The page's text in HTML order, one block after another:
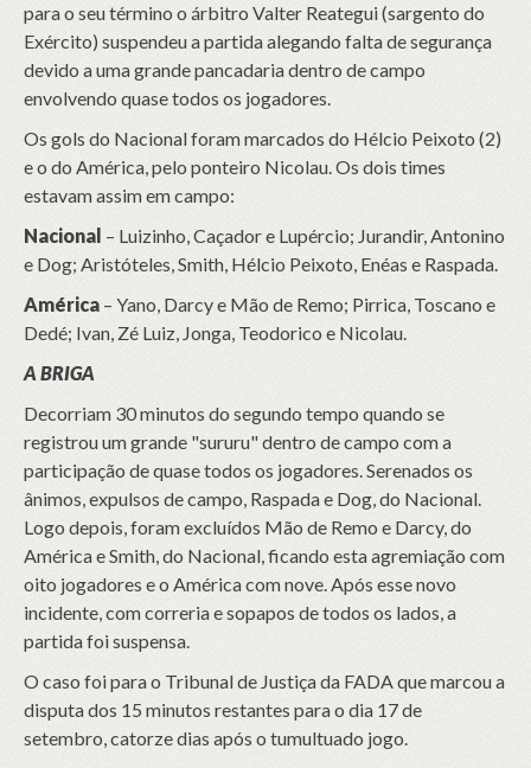
para o seu término o árbitro Valter Reategui (sargento do
Exército) suspendeu a partida alegando falta de segurança
devido a uma grande pancadaria dentro de campo
envolvendo quase todos os jogadores.
Os gols do Nacional foram marcados do Hélcio Peixoto (2)
e o do América, pelo ponteiro Nicolau. Os dois times
estavam assim em campo:
Nacional – Luizinho, Caçador e Lupércio; Jurandir, Antonino
e Dog; Aristóteles, Smith, Hélcio Peixoto, Enéas e Raspada.
América – Yano, Darcy e Mão de Remo; Pirrica, Toscano e
Dedé; Ivan, Zé Luiz, Jonga, Teodorico e Nicolau.
A BRIGA
Decorriam 30 minutos do segundo tempo quando se
registrou um grande "sururu" dentro de campo com a
participação de quase todos os jogadores. Serenados os
ânimos, expulsos de campo, Raspada e Dog, do Nacional.
Logo depois, foram excluídos Mão de Remo e Darcy, do
América e Smith, do Nacional, ficando esta agremiação com
oito jogadores e o América com nove. Após esse novo
incidente, com correria e sopapos de todos os lados, a
partida foi suspensa.
O caso foi para o Tribunal de Justiça da FADA que marcou a
disputa dos 15 minutos restantes para o dia 17 de
setembro, catorze dias após o tumultuado jogo.